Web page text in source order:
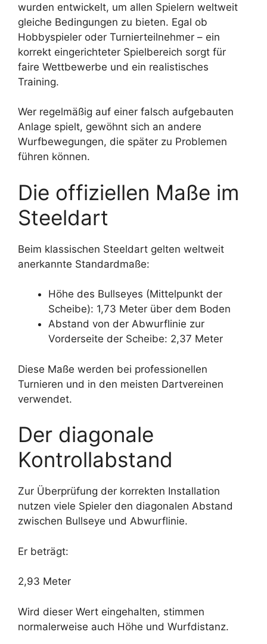
wurden entwickelt, um allen Spielern weltweit
gleiche Bedingungen zu bieten. Egal ob
Hobbyspieler oder Turnierteilnehmer – ein
korrekt eingerichteter Spielbereich sorgt für
faire Wettbewerbe und ein realistisches
Training.
Wer regelmäßig auf einer falsch aufgebauten
Anlage spielt, gewöhnt sich an andere
Wurfbewegungen, die später zu Problemen
führen können.
Die offiziellen Maße im
Steeldart
Beim klassischen Steeldart gelten weltweit
anerkannte Standardmaße:
Höhe des Bullseyes (Mittelpunkt der
Scheibe): 1,73 Meter über dem Boden
Abstand von der Abwurflinie zur
Vorderseite der Scheibe: 2,37 Meter
Diese Maße werden bei professionellen
Turnieren und in den meisten Dartvereinen
verwendet.
Der diagonale
Kontrollabstand
Zur Überprüfung der korrekten Installation
nutzen viele Spieler den diagonalen Abstand
zwischen Bullseye und Abwurflinie.
Er beträgt:
2,93 Meter
Wird dieser Wert eingehalten, stimmen
normalerweise auch Höhe und Wurfdistanz.